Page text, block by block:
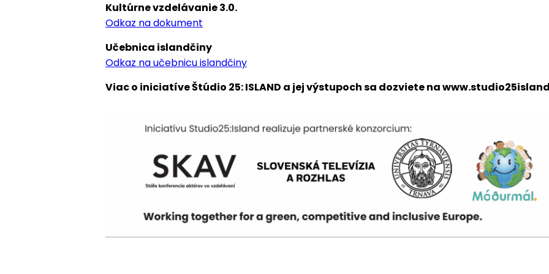
Kultúrne vzdelávanie 3.0.
Odkaz na dokument
Učebnica islandčiny
Odkaz na učebnicu islandčiny
Viac o iniciatíve Štúdio 25: ISLAND a jej výstupoch sa dozviete na